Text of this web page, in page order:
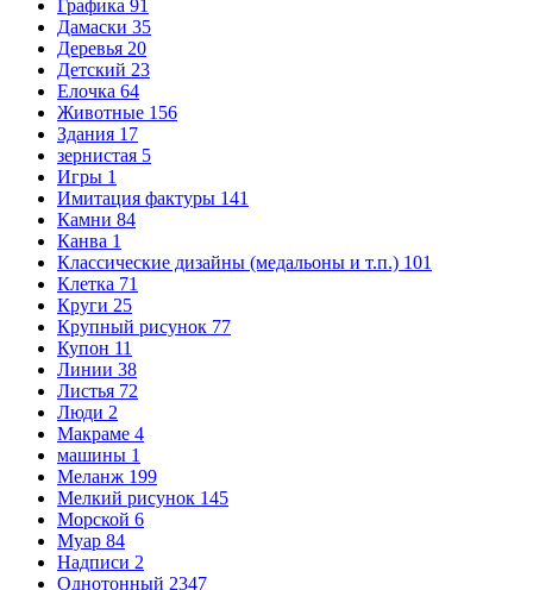
Графика 91
Дамаски 35
Деревья 20
Детский 23
Елочка 64
Животные 156
Здания 17
зернистая 5
Игры 1
Имитация фактуры 141
Камни 84
Канва 1
Классические дизайны (медальоны и т.п.) 101
Клетка 71
Круги 25
Крупный рисунок 77
Купон 11
Линии 38
Листья 72
Люди 2
Макраме 4
машины 1
Меланж 199
Мелкий рисунок 145
Морской 6
Муар 84
Надписи 2
Однотонный 2347